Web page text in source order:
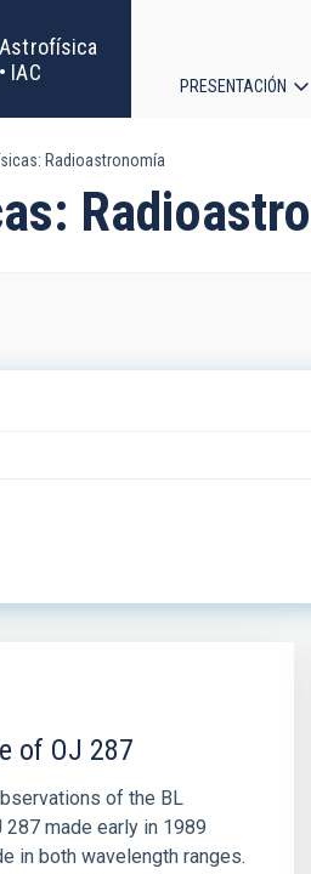
IAC
principal
PRESENTACIÓN
Radioastronomía
of OJ 287
of the BL
made early in 1989
in both wavelength ranges.